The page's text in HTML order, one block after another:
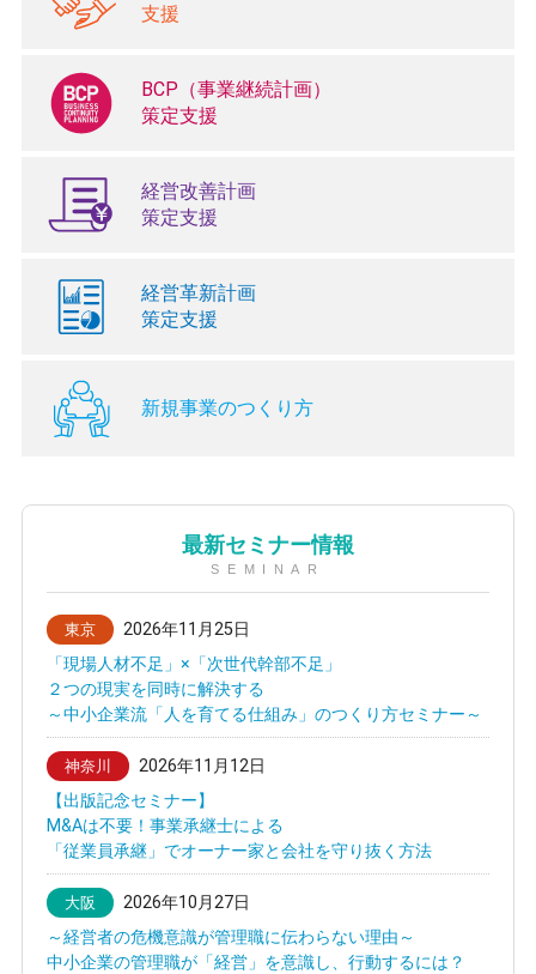
支援
BCP（事業継続計画）
策定支援
経営改善計画
策定支援
経営革新計画
策定支援
新規事業のつくり方
最新セミナー情報
SEMINAR
東京
2026年11月25日
「現場人材不足」×「次世代幹部不足」
２つの現実を同時に解決する
～中小企業流「人を育てる仕組み」のつくり方セミナー～
神奈川
2026年11月12日
【出版記念セミナー】
M&Aは不要！事業承継士による
「従業員承継」でオーナー家と会社を守り抜く方法
大阪
2026年10月27日
～経営者の危機意識が管理職に伝わらない理由～
中小企業の管理職が「経営」を意識し、行動するには？